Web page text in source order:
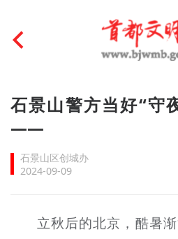
首页
文明创建
文明实践
未成年人思想道德建设
石景山警方当好“守
——
石景山区创城办
2024-09-09
立秋后的北京，酷暑